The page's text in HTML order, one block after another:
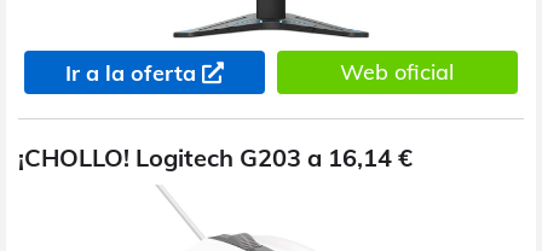
Ir a la oferta Web oficial
¡CHOLLO! Logitech G203 a 16,14 €